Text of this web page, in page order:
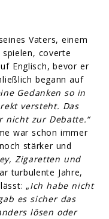
Vaters, einem
coverte
Englisch, bevor er
begann auf
Gedanken so in
versteht. Das
nicht zur Debatte.“
war schon immer
stärker und
Zigaretten und
turbulente Jahre,
„Ich habe nicht
es sicher das
lösen oder